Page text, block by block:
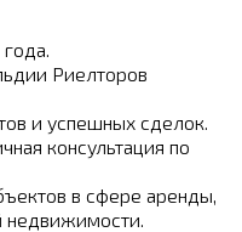
Риелторов
и успешных сделок.
консультация по
в сфере аренды,